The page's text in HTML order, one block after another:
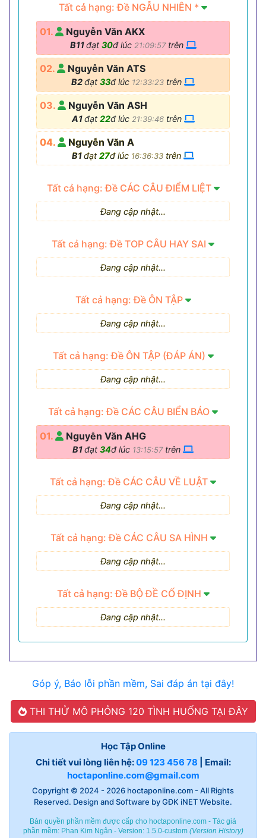
Tất cả hạng: Đề NGẪU NHIÊN *
01. Nguyễn Văn AKX
B11đạt 30đ lúc 21:09:57trên
02. Nguyễn Văn ATS
B2đạt 33đ lúc 12:33:23 trên
03. Nguyễn Văn ASH
A1đạt 22đ lúc 21:39:46trên
04. Nguyễn Văn A
B1đạt27đ lúc 16:36:33 trên
Tất cả hạng: Đề CÁC CÂU ĐIỂM LIỆT
Đang cập nhật...
Tất cả hạng: Đề TOP CÂU HAY SAI
Đang cập nhật...
Tất cả hạng: Đề ÔN TẬP
Đang cập nhật...
Tất cả hạng: Đề ÔN TẬP (ĐÁP ÁN)
Đang cập nhật...
Tất cả hạng: Đề CÁC CÂU BIỂN BÁO
01. Nguyễn Văn AHG
B1đạt 34đ lúc 13:15:57trên
Tất cả hạng: Đề CÁC CÂU VỀ LUẬT
Đang cập nhật...
Tất cả hạng: Đề CÁC CÂU SA HÌNH
Đang cập nhật...
Tất cả hạng: Đề BỘ ĐỀ CỐ ĐỊNH
Đang cập nhật...
Góp ý, Báo lỗi phần mềm, Sai đáp án tại đây!
THI THỬ MÔ PHỎNG 120 TÌNH HUỐNG TẠI ĐÂY
Học Tập Online
Chi tiết vui lòng liên hệ:09 123 456 78 | Email:
hoctaponline.com@gmail.com
Copyright © 2024 - 2026 hoctaponline.com - All Rights
Reserved. Design and Software byGĐK iNET Website.
Bản quyền phần mềm được cấp cho hoctaponline.com - Tác giả
phần mềm: Phan Kim Ngân - Version: 1.5.0-custom (Version History)